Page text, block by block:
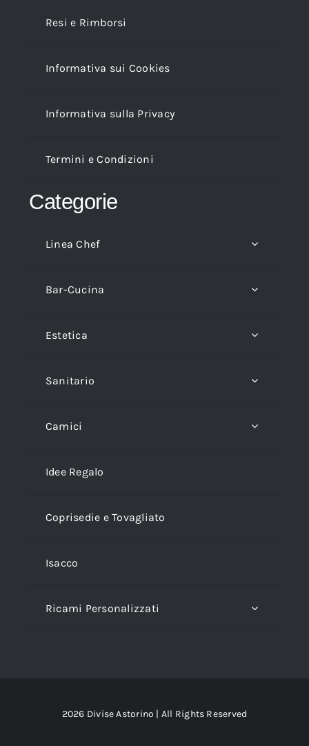
Resi e Rimborsi
Informativa sui Cookies
Informativa sulla Privacy
Termini e Condizioni
Categorie
Linea Chef
Bar-Cucina
Estetica
Sanitario
Camici
Idee Regalo
Coprisedie e Tovagliato
Isacco
Ricami Personalizzati
2026 Divise Astorino | All Rights Reserved